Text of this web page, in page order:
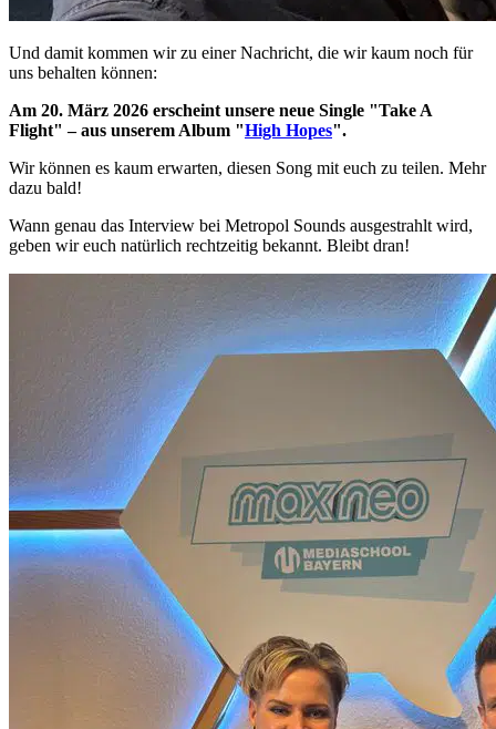
Und damit kommen wir zu einer Nachricht, die wir kaum noch für
uns behalten können:
Am 20. März 2026 erscheint unsere neue Single "Take A
Flight" – aus unserem Album "High Hopes".
Wir können es kaum erwarten, diesen Song mit euch zu teilen. Mehr
dazu bald!
Wann genau das Interview bei Metropol Sounds ausgestrahlt wird,
geben wir euch natürlich rechtzeitig bekannt. Bleibt dran!